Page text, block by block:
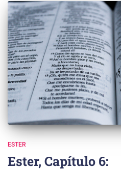
ESTER
Ester, Capítulo 6: